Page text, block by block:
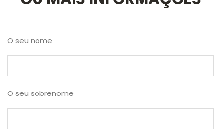
O seu nome
O seu sobrenome